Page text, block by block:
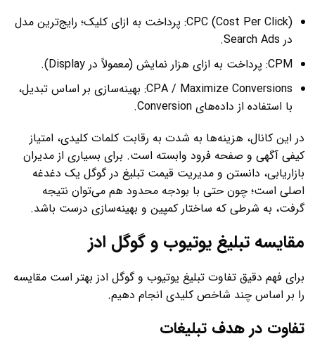
CPC (Cost Per Click): پرداخت به ازای کلیک؛ رایج‌ترین مدل
در Search Ads.
CPM: پرداخت به ازای هزار نمایش (معمولاً در Display).
CPA / Maximize Conversions: بهینه‌سازی بر اساس تبدیل،
با استفاده از داده‌های Conversion.
در این کانال، هزینه‌ها به شدت به رقابت کلمات کلیدی، امتیاز
کیفی آگهی و صفحه فرود وابسته است. برای بسیاری از مدیران
بازاریابی، دانستن و مدیریت قیمت تبلیغ در گوگل یک دغدغه
اصلی است؛ چون حتی با بودجه محدود هم می‌توان نتیجه
گرفت، به شرطی که ساختار کمپین و بهینه‌سازی درست باشد.
مقایسه تبلیغ یوتیوب و گوگل ادز
برای فهم دقیق تفاوت تبلیغ یوتیوب و گوگل ادز بهتر است مقایسه
را بر اساس چند شاخص کلیدی انجام دهیم.
تفاوت در هدف تبلیغات